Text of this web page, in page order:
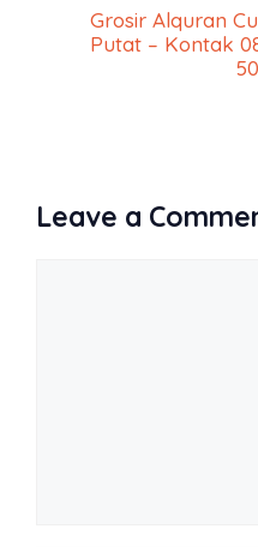
Grosir Alquran
Putat – Kontak
Leave a